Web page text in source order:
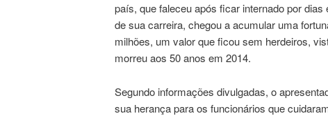
país, que faleceu após ficar internado por
de sua carreira, chegou a acumular uma
milhões, um valor que ficou sem herdeiros,
morreu aos 50 anos em 2014.
Segundo informações divulgadas, o
sua herança para os funcionários que